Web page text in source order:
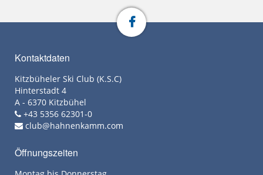
Kontaktdaten
Kitzbüheler Ski Club (K.S.C)
Hinterstadt 4
A - 6370 Kitzbühel
+43 5356 62301-0
club@hahnenkamm.com
Öffnungszeiten